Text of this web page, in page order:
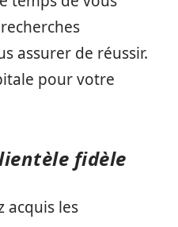
assurer de réussir.
pour votre
fidèle
acquis les